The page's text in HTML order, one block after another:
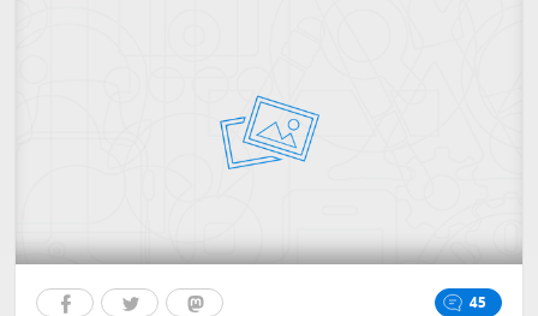
45